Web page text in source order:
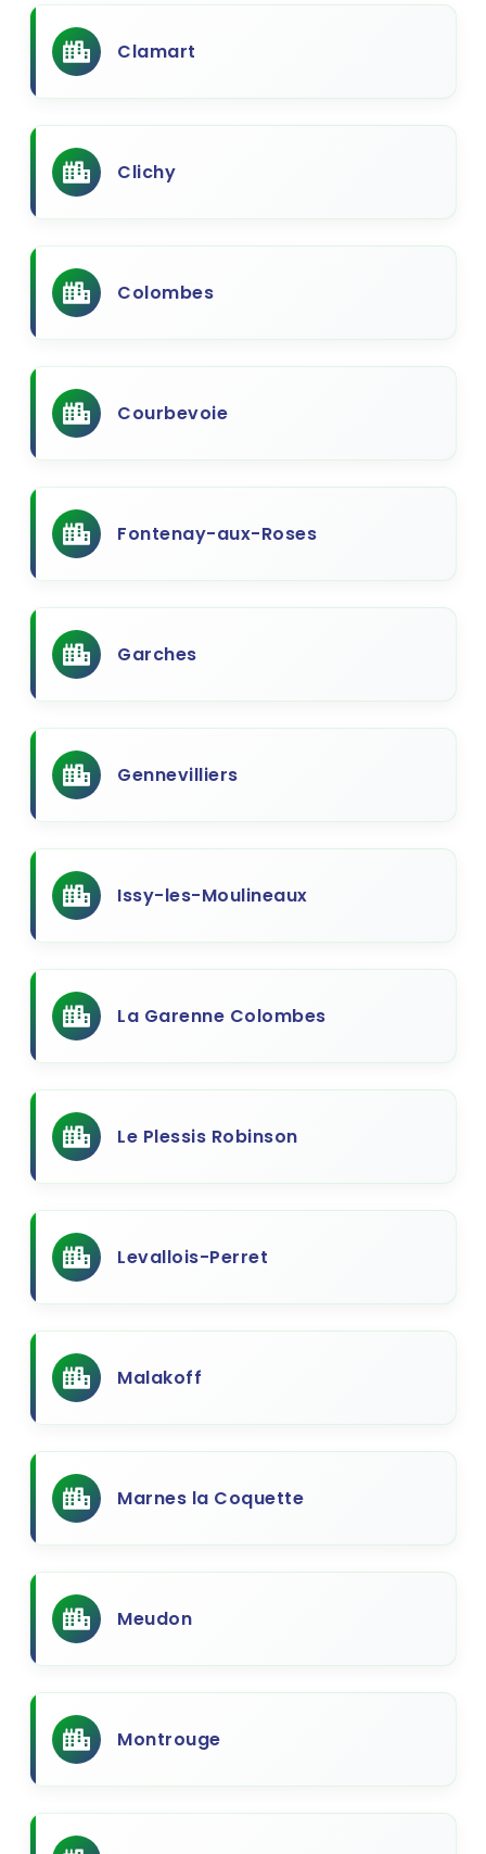
Clamart
Clichy
Colombes
Courbevoie
Fontenay-aux-Roses
Garches
Gennevilliers
Issy-les-Moulineaux
La Garenne Colombes
Le Plessis Robinson
Levallois-Perret
Malakoff
Marnes la Coquette
Meudon
Montrouge